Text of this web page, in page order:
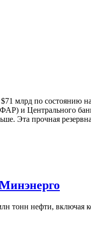
млрд по состоянию
и Центрального
Эта прочная
тонн нефти, включая